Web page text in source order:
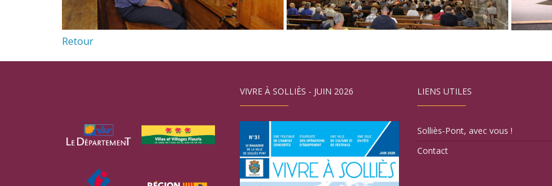
Retour
VIVRE À SOLLIÈS - JUIN 2026 LIENS UTILES
Solliès-Pont, avec vous !
Contact